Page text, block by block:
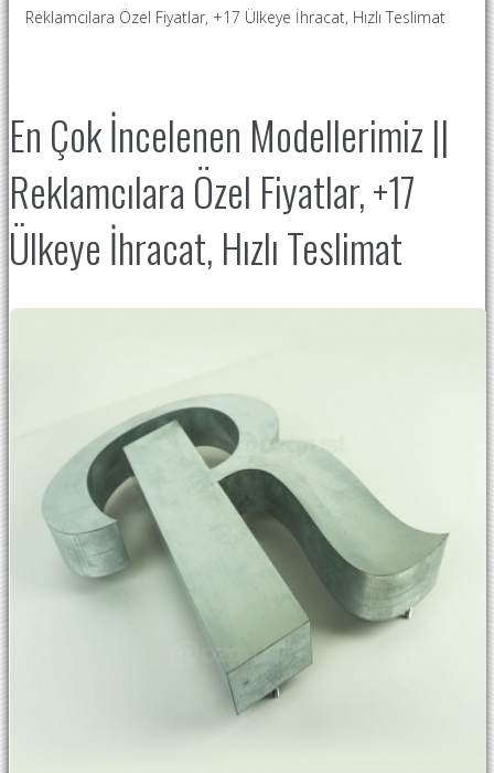
Reklamcılara Özel Fiyatlar, +17 Ülkeye İhracat, Hızlı Teslimat
En Çok İncelenen Modellerimiz ||
Reklamcılara Özel Fiyatlar, +17
Ülkeye İhracat, Hızlı Teslimat